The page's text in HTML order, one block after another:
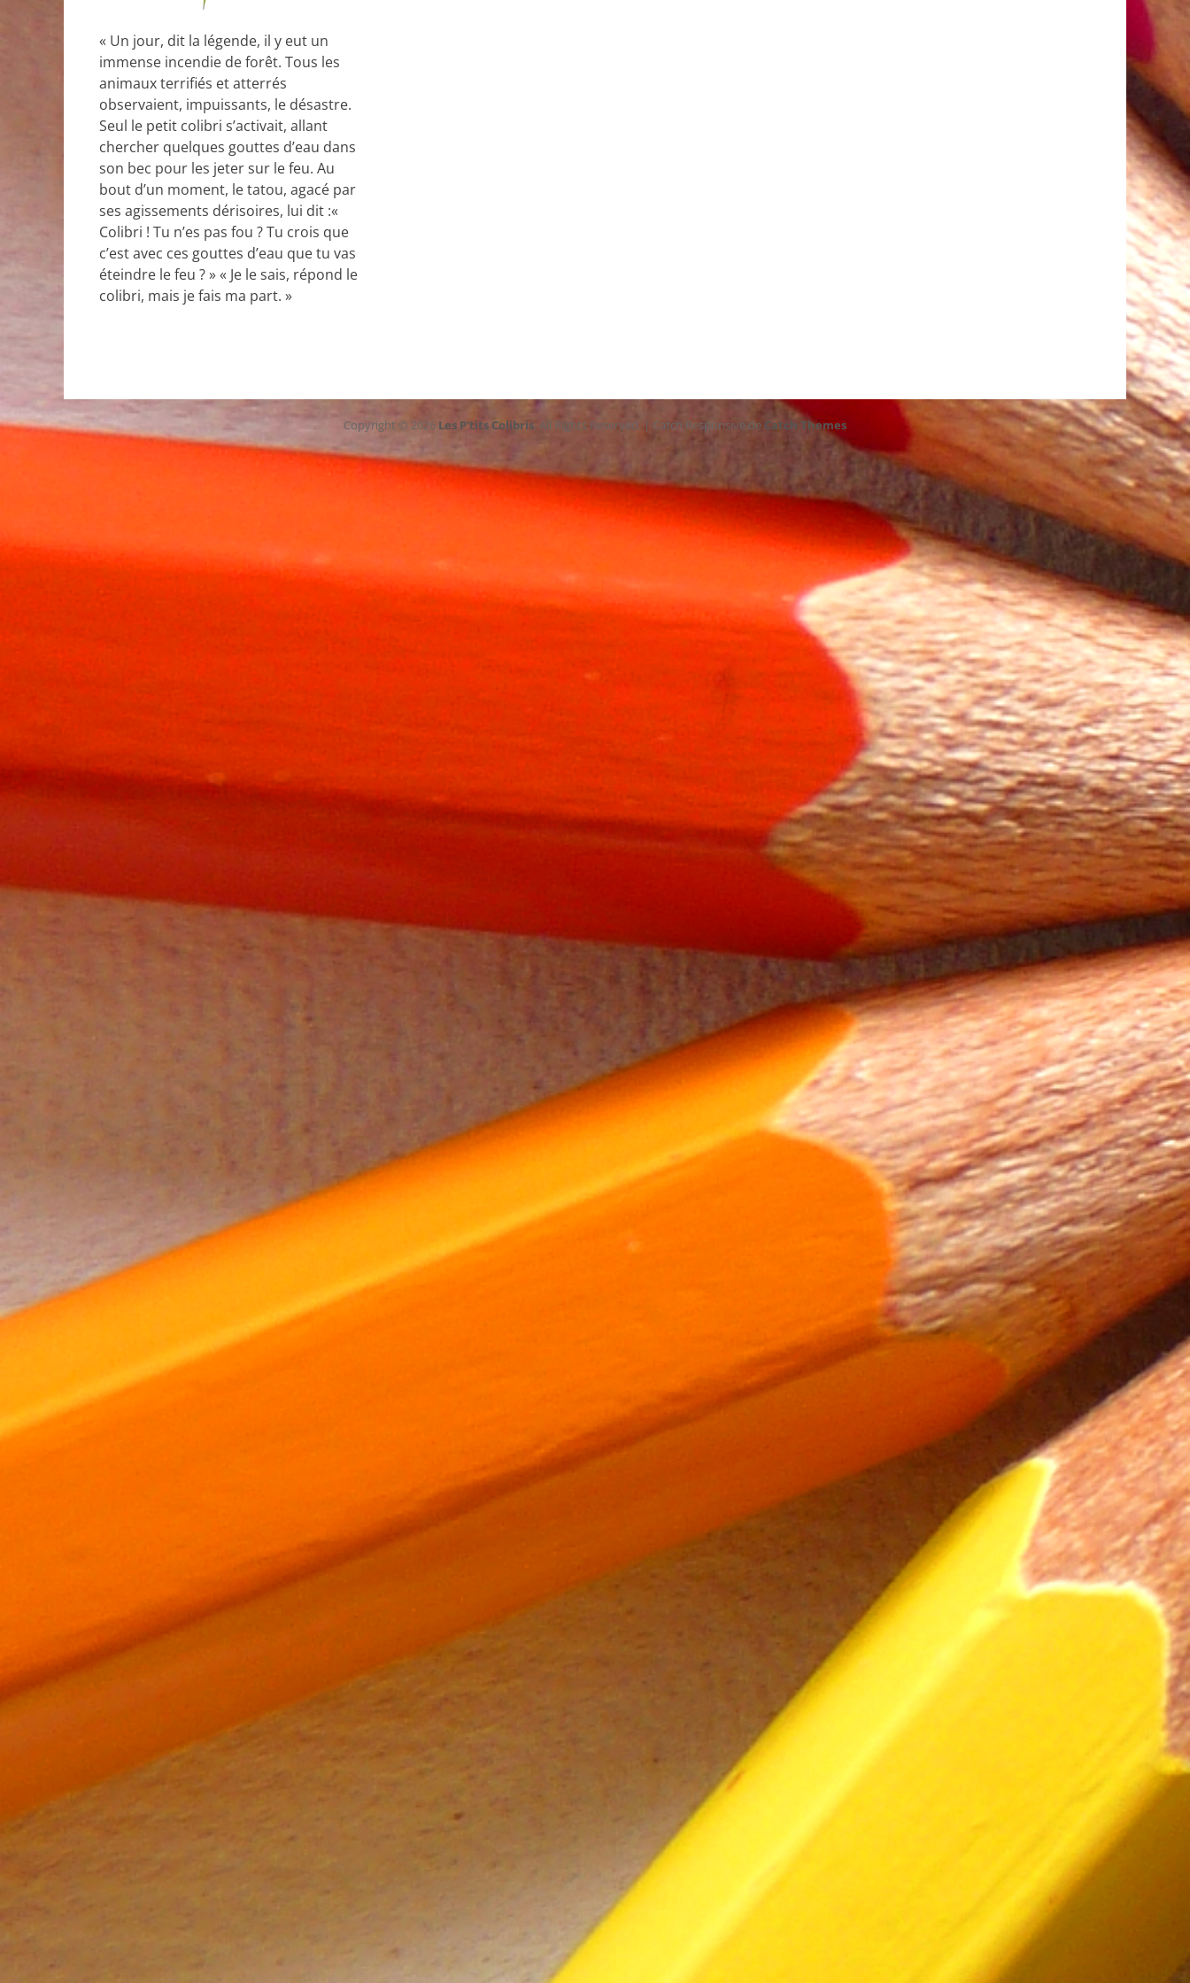
« Un jour, dit la légende, il y eut un
immense incendie de forêt. Tous les
animaux terrifiés et atterrés
observaient, impuissants, le désastre.
Seul le petit colibri s’activait, allant
chercher quelques gouttes d’eau dans
son bec pour les jeter sur le feu. Au
bout d’un moment, le tatou, agacé par
ses agissements dérisoires, lui dit :«
Colibri ! Tu n’es pas fou ? Tu crois que
c’est avec ces gouttes d’eau que tu vas
éteindre le feu ? » « Je le sais, répond le
colibri, mais je fais ma part. »
Copyright © 2026 Les P'tits Colibris. All Rights Reserved. | Catch Responsive de Catch Themes